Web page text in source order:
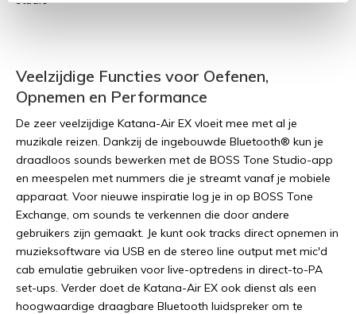
Veelzijdige Functies voor Oefenen,
Opnemen en Performance
De zeer veelzijdige Katana-Air EX vloeit mee met al je
muzikale reizen. Dankzij de ingebouwde Bluetooth® kun je
draadloos sounds bewerken met de BOSS Tone Studio-app
en meespelen met nummers die je streamt vanaf je mobiele
apparaat. Voor nieuwe inspiratie log je in op BOSS Tone
Exchange, om sounds te verkennen die door andere
gebruikers zijn gemaakt. Je kunt ook tracks direct opnemen in
muzieksoftware via USB en de stereo line output met mic'd
cab emulatie gebruiken voor live-optredens in direct-to-PA
set-ups. Verder doet de Katana-Air EX ook dienst als een
hoogwaardige draagbare Bluetooth luidspreker om te